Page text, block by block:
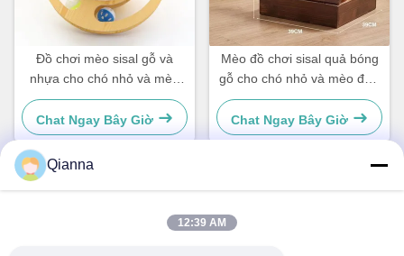
Đồ chơi mèo sisal gỗ và
nhựa cho chó nhỏ và mèo
đơn giản và thiết thực
Chat Ngay Bây Giờ
Mèo đồ chơi sisal quả bóng
gỗ cho chó nhỏ và mèo đơn
giản và thiết thực
Chat Ngay Bây Giờ
Qianna
12:39 AM